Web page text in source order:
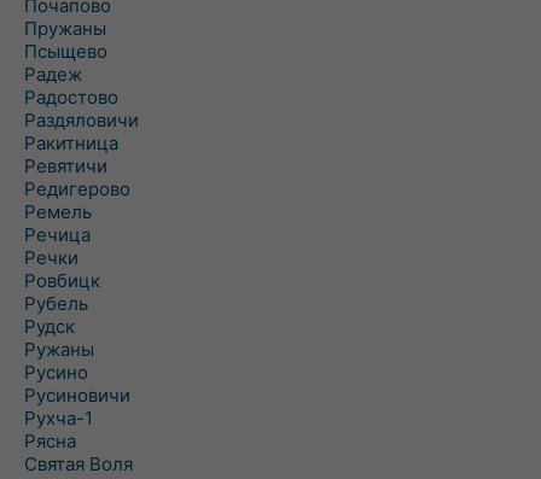
Почапово
Пружаны
Псыщево
Радеж
Радостово
Раздяловичи
Ракитница
Ревятичи
Редигерово
Ремель
Речица
Речки
Ровбицк
Рубель
Рудск
Ружаны
Русино
Русиновичи
Рухча-1
Рясна
Святая Воля